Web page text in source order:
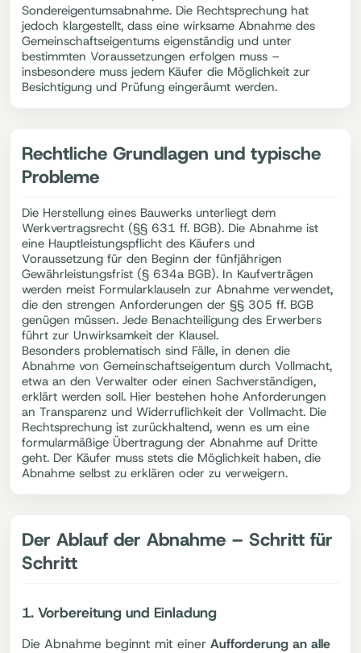
Sondereigentumsabnahme. Die Rechtsprechung hat
jedoch klargestellt, dass eine wirksame Abnahme des
Gemeinschaftseigentums eigenständig und unter
bestimmten Voraussetzungen erfolgen muss –
insbesondere muss jedem Käufer die Möglichkeit zur
Besichtigung und Prüfung eingeräumt werden.
Rechtliche Grundlagen und typische
Probleme
Die Herstellung eines Bauwerks unterliegt dem
Werkvertragsrecht (§§ 631 ff. BGB). Die Abnahme ist
eine Hauptleistungspflicht des Käufers und
Voraussetzung für den Beginn der fünfjährigen
Gewährleistungsfrist (§ 634a BGB). In Kaufverträgen
werden meist Formularklauseln zur Abnahme verwendet,
die den strengen Anforderungen der §§ 305 ff. BGB
genügen müssen. Jede Benachteiligung des Erwerbers
führt zur Unwirksamkeit der Klausel.
Besonders problematisch sind Fälle, in denen die
Abnahme von Gemeinschaftseigentum durch Vollmacht,
etwa an den Verwalter oder einen Sachverständigen,
erklärt werden soll. Hier bestehen hohe Anforderungen
an Transparenz und Widerruflichkeit der Vollmacht. Die
Rechtsprechung ist zurückhaltend, wenn es um eine
formularmäßige Übertragung der Abnahme auf Dritte
geht. Der Käufer muss stets die Möglichkeit haben, die
Abnahme selbst zu erklären oder zu verweigern.
Der Ablauf der Abnahme – Schritt für
Schritt
1. Vorbereitung und Einladung
Die Abnahme beginnt mit einer Aufforderung an alle